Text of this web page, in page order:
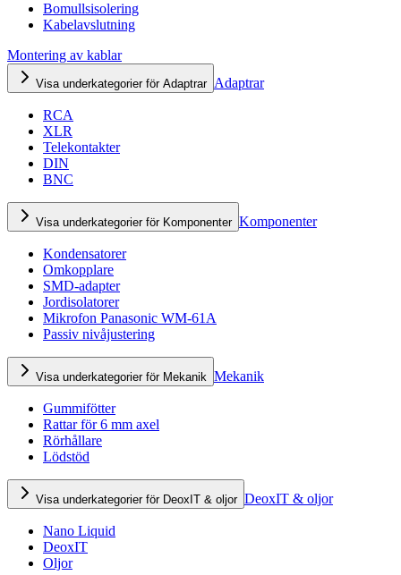
Bomullsisolering
Kabelavslutning
Montering av kablar
Visa underkategorier för Adaptrar Adaptrar
RCA
XLR
Telekontakter
DIN
BNC
Visa underkategorier för Komponenter Komponenter
Kondensatorer
Omkopplare
SMD-adapter
Jordisolatorer
Mikrofon Panasonic WM-61A
Passiv nivåjustering
Visa underkategorier för Mekanik Mekanik
Gummifötter
Rattar för 6 mm axel
Rörhållare
Lödstöd
Visa underkategorier för DeoxIT & oljor DeoxIT & oljor
Nano Liquid
DeoxIT
Oljor